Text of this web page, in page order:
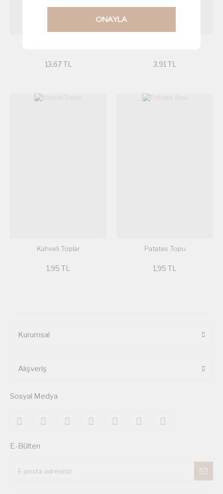
13,67 TL 3,91 TL
Kahveli Toplar
1,95 TL
Patates Topu
1,95 TL
Kurumsal
Alışveriş
Sosyal Medya
E-Bülten
ONAYLA